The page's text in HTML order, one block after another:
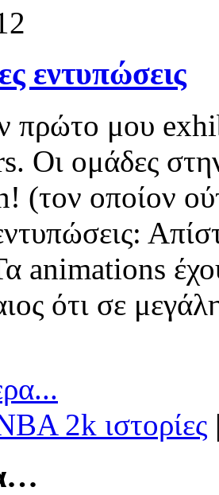
εντυπώσεις
πρώτο μου
Οι ομάδες
(τον οποίον
animations
ότι σε
2k ιστορίες